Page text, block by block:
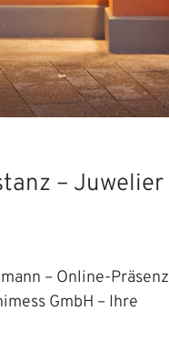
– Juwelier
– Online-Präsenz
GmbH – Ihre